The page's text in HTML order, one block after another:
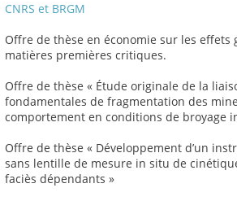
CNRS et BRGM
Offre de thèse en économie sur les effets
matières premières critiques.
Offre de thèse « Étude originale de la
fondamentales de fragmentation des
comportement en conditions de broyage
Offre de thèse « Développement d’un
sans lentille de mesure in situ de
faciès dépendants »